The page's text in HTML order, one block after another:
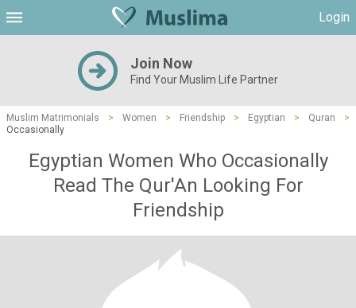
Login
Join Now
Find Your Muslim Life Partner
Muslim Matrimonials > Women > Friendship > Egyptian > Quran
>
Occasionally
Egyptian Women Who Occasionally
Read The Qur'An Looking For
Friendship